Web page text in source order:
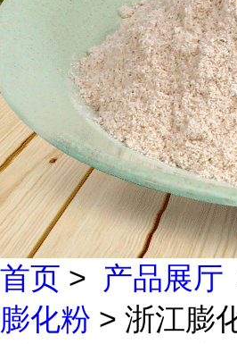
首页 > 产品展厅
膨化粉 > 浙江膨